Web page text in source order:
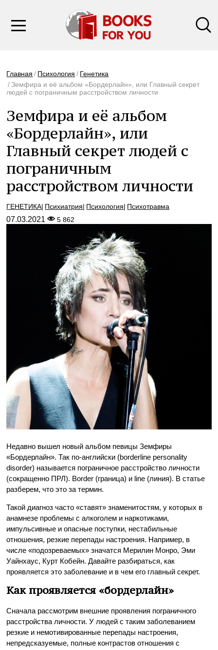
Главная Психология
Генетика
Земфира и её альбом «Бордерлайн», или Главный секрет
людей с пограничным расстройством личности
Земфира и её альбом
«Бордерлайн», или
Главный секрет людей с
пограничным
расстройством личности
ГЕНЕТИКА Психиатрия Психология Психотравма
07.03.2021 5 862
Недавно вышел новый альбом певицы Земфиры
«Бордерлайн». Так по-английски (borderline personality
disorder) называется пограничное расстройство личности
(сокращенно ПРЛ). Border (граница) и line (линия). В статье
разберем, что это за термин.
Такой диагноз часто «ставят» знаменитостям, у которых в
анамнезе проблемы с алкоголем и наркотиками,
импульсивные и опасные поступки, нестабильные
отношения, резкие перепады настроения. Например, в
числе «подозреваемых» значатся Мерилин Монро, Эми
Уайнхаус, Курт Кобейн. Давайте разбираться, как
проявляется это заболевание и в чем его главный секрет.
Как проявляется «бордерлайн»
Сначала рассмотрим внешние проявления пограничного
расстройства личности. У людей с таким заболеванием
резкие и немотивированные перепады настроения,
непредсказуемые, полные контрастов отношения с